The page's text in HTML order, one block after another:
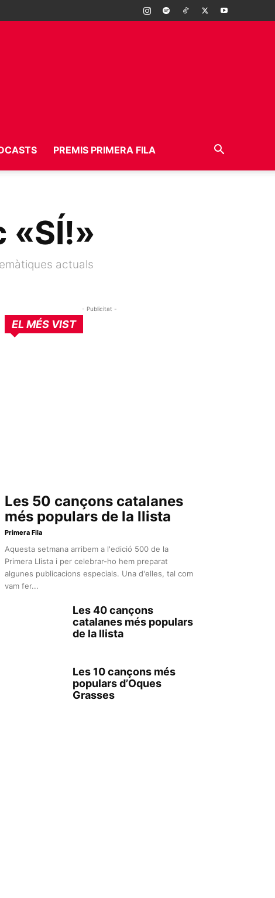
PREMIS PRIMERA FILA
«SÍ!»
actuals
- Publicitat -
EL MÉS VIST
Les 50 cançons catalanes
més populars de la llista
Primera Fila
Aquesta setmana arribem a l'edició 500 de la
Primera Llista i per celebrar-ho hem preparat
algunes publicacions especials. Una d'elles, tal com
vam fer...
Les 40 cançons
catalanes més populars
de la llista
Les 10 cançons més
populars d’Oques
Grasses